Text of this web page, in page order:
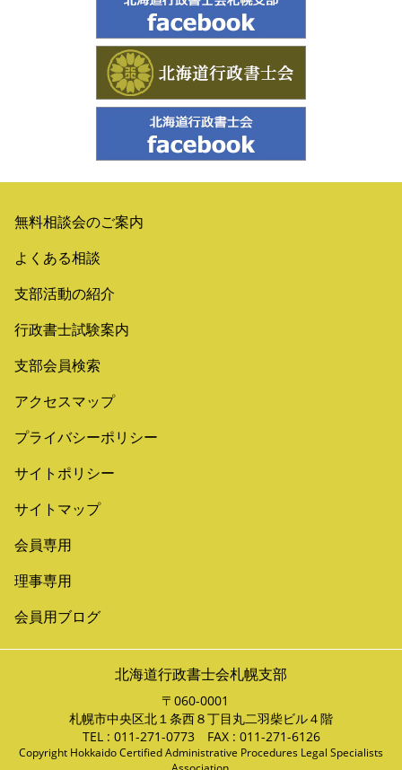
無料相談会のご案内
よくある相談
支部活動の紹介
行政書士試験案内
支部会員検索
アクセスマップ
プライバシーポリシー
サイトポリシー
サイトマップ
会員専用
理事専用
会員用ブログ
北海道行政書士会札幌支部
〒060-0001
札幌市中央区北１条西８丁目丸二羽柴ビル４階
TEL : 011-271-0773 FAX : 011-271-6126
Copyright Hokkaido Certified Administrative Procedures Legal Specialists